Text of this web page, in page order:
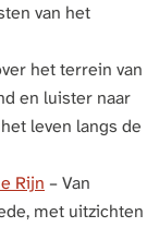
van het
het terrein van
en luister naar
leven langs de
Rijn – Van
met uitzichten